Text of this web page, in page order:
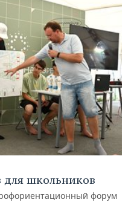
для школьников
форум